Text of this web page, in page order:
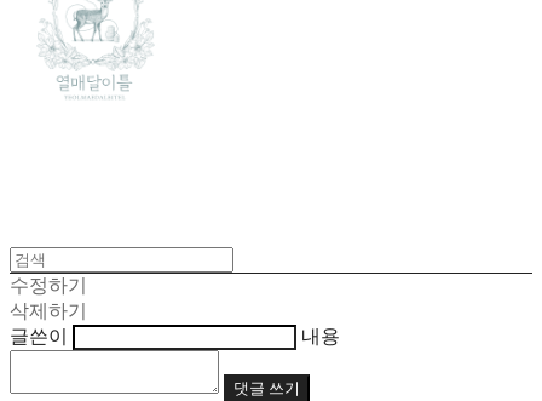
수정하기
삭제하기
글쓴이
내용
댓글 쓰기